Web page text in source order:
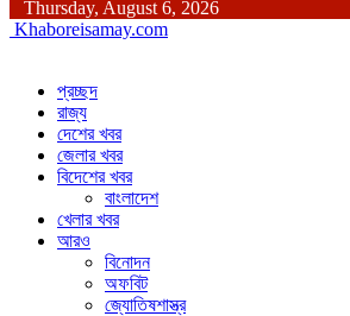
Thursday, August 6, 2026
Khaboreisamay.com
প্রচ্ছদ
রাজ্য
দেশের খবর
জেলার খবর
বিদেশের খবর
বাংলাদেশ
খেলার খবর
আরও
বিনোদন
অফবিট
জ্যোতিষশাস্ত্র